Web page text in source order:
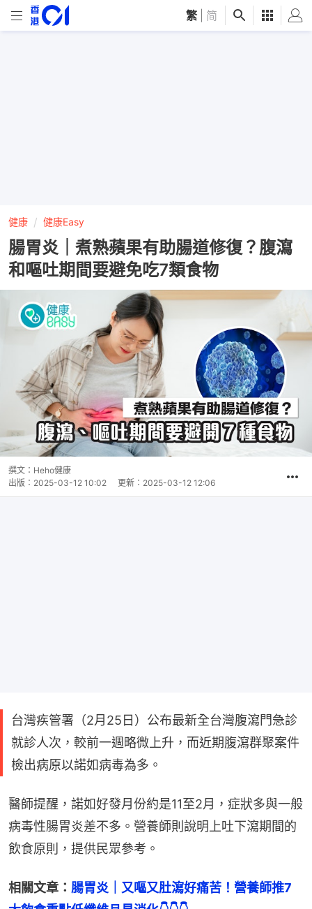
繁 简
健康 健康Easy
腸胃炎｜煮熟蘋果有助腸道修復？腹瀉
和嘔吐期間要避免吃7類食物
撰文： Heho健康
出版： 2025-03-12 10:02 更新： 2025-03-12 12:06
台灣疾管署（2月25日）公布最新全台灣腹瀉門急診
就診人次，較前一週略微上升，而近期腹瀉群聚案件
檢出病原以諾如病毒為多。
醫師提醒，諾如好發月份約是11至2月，症狀多與一般
病毒性腸胃炎差不多。營養師則說明上吐下瀉期間的
飲食原則，提供民眾參考。
相關文章： 腸胃炎｜又嘔又肚瀉好痛苦！營養師推7